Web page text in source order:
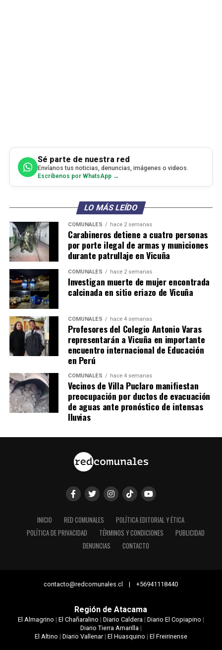
Sé parte de nuestra red
Envíanos tus noticias, denuncias, imágenes o videos.
Escríbenos por WhatsApp →
LO MÁS LEÍDO
COMUNALES hace 2 semanas
Carabineros detiene a cuatro personas
por porte ilegal de armas y municiones
durante patrullaje en Vicuña
COMUNALES hace 2 semanas
Investigan muerte de mujer encontrada
calcinada en sitio eriazo de Vicuña
COMUNALES hace 4 semanas
Profesores del Colegio Antonio Varas
representarán a Vicuña en importante
encuentro internacional de Educación
en Perú
COMUNALES hace 4 semanas
Vecinos de Villa Puclaro manifiestan
preocupación por ductos de evacuación
de aguas ante pronóstico de intensas
lluvias
INICIO RED COMUNALES
POLÍTICA EDITORIAL Y ÉTICA
POLÍTICA DE PRIVACIDAD
TÉRMINOS Y CONDICIONES
PUBLICIDAD
DENUNCIAS
CONTACTO
contacto@redcomunales.cl | +56941118440
Región de Atacama
El Almagrino | El Chañaralino | Diario Caldera| Diario El Copiapino |
Diario Tierra Amarilla|
El Altino | Diario Vallenar| El Huasquino | El Freirinense